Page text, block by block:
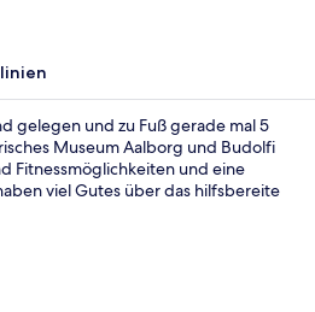
gelegen und zu Fuß gerade mal 5
Museum Aalborg und Budolfi
Fitnessmöglichkeiten und eine
viel Gutes über das hilfsbereite